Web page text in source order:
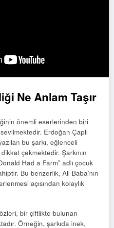
Ne Anlam Taşır
önemli eserlerinden biri
Erdoğan Çaplı
bu şarkı, eğlenceli
çekmektedir. Şarkının
Had a Farm” adlı çocuk
Bu benzerlik, Ali Baba’nın
açısından kolaylık
bir çiftlikte bulunan
Örneğin, şarkıda inek,